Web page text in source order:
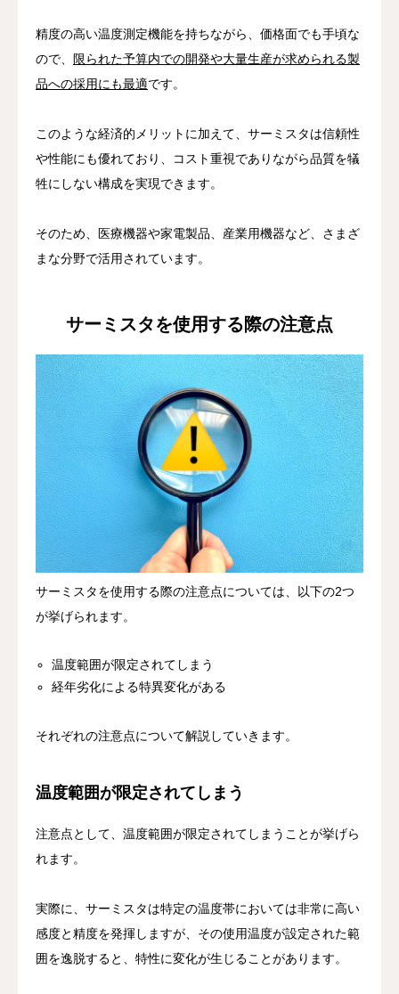
精度の高い温度測定機能を持ちながら、価格面でも手頃な
ので、
限られた予算内での開発や大量生産が求められる製
品への採用にも最適です。
このような経済的メリットに加えて、サーミスタは信頼性
や性能にも優れており、コスト重視でありながら品質を犠
牲にしない構成を実現できます。
そのため、医療機器や家電製品、産業用機器など、さまざ
まな分野で活用されています。
サーミスタを使用する際の注意点
サーミスタを使用する際の注意点については、以下の2つ
が挙げられます。
温度範囲が限定されてしまう
経年劣化による特異変化がある
それぞれの注意点について解説していきます。
温度範囲が限定されてしまう
注意点として、温度範囲が限定されてしまうことが挙げら
れます。
実際に、サーミスタは特定の温度帯においては非常に高い
感度と精度を発揮しますが、その使用温度が設定された範
囲を逸脱すると、特性に変化が生じることがあります。